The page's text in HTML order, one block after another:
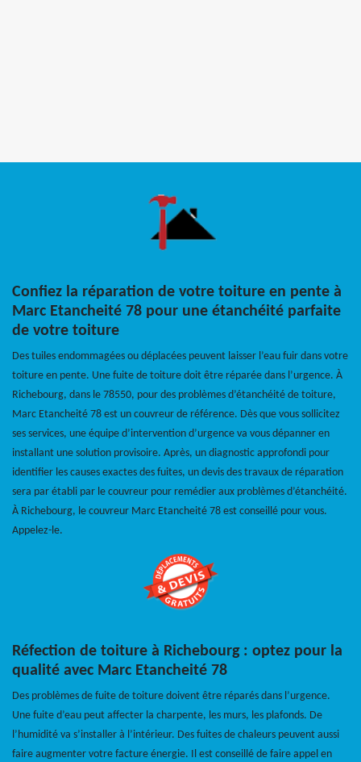
Confiez la réparation de votre toiture en pente à
Marc Etancheité 78 pour une étanchéité parfaite
de votre toiture
Des tuiles endommagées ou déplacées peuvent laisser l’eau fuir dans votre
toiture en pente. Une fuite de toiture doit être réparée dans l’urgence. À
Richebourg, dans le 78550, pour des problèmes d’étanchéité de toiture,
Marc Etancheité 78 est un couvreur de référence. Dès que vous sollicitez
ses services, une équipe d’intervention d’urgence va vous dépanner en
installant une solution provisoire. Après, un diagnostic approfondi pour
identifier les causes exactes des fuites, un devis des travaux de réparation
sera par établi par le couvreur pour remédier aux problèmes d’étanchéité.
À Richebourg, le couvreur Marc Etancheité 78 est conseillé pour vous.
Appelez-le.
Réfection de toiture à Richebourg : optez pour la
qualité avec Marc Etancheité 78
Des problèmes de fuite de toiture doivent être réparés dans l’urgence.
Une fuite d’eau peut affecter la charpente, les murs, les plafonds. De
l’humidité va s’installer à l’intérieur. Des fuites de chaleurs peuvent aussi
faire augmenter votre facture énergie. Il est conseillé de faire appel en